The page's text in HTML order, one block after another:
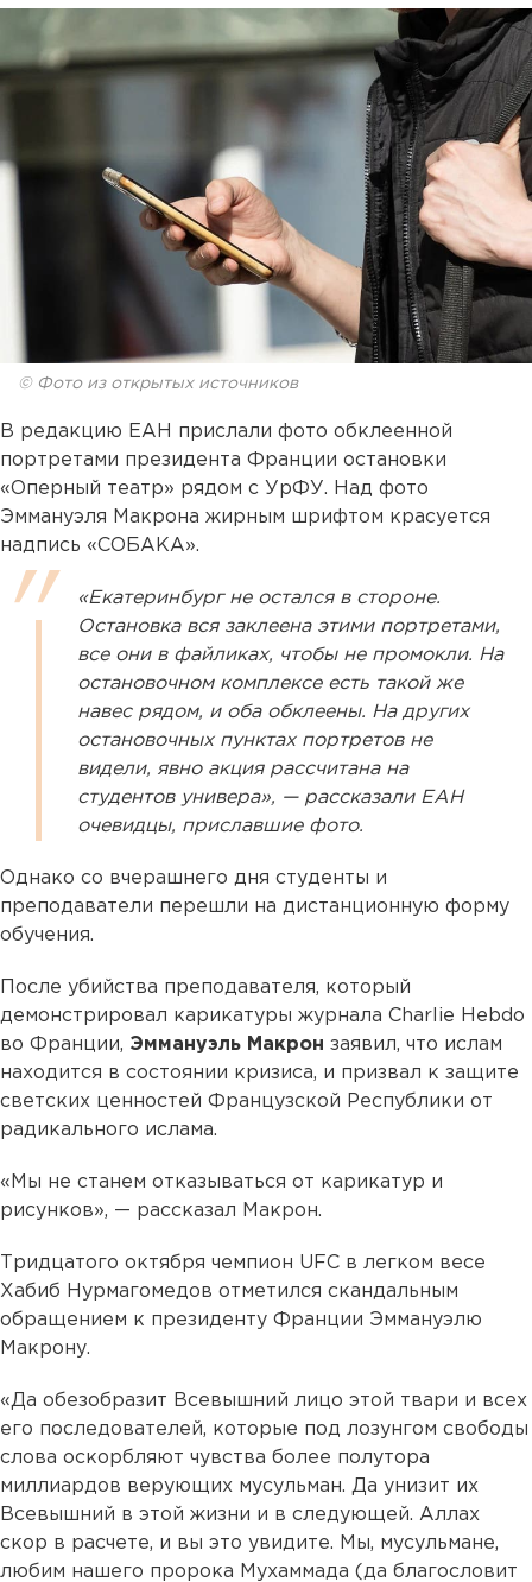
© Фото из открытых источников
В редакцию ЕАН прислали фото обклеенной
портретами президента Франции остановки
«Оперный театр» рядом с УрФУ. Над фото
Эммануэля Макрона жирным шрифтом красуется
надпись «СОБАКА».
«Екатеринбург не остался в стороне.
Остановка вся заклеена этими портретами,
все они в файликах, чтобы не промокли. На
остановочном комплексе есть такой же
навес рядом, и оба обклеены. На других
остановочных пунктах портретов не
видели, явно акция рассчитана на
студентов универа», — рассказали ЕАН
очевидцы, приславшие фото.
Однако со вчерашнего дня студенты и
преподаватели перешли на дистанционную форму
обучения.
После убийства преподавателя, который
демонстрировал карикатуры журнала Charlie Hebdo
во Франции, Эммануэль Макрон заявил, что ислам
находится в состоянии кризиса, и призвал к защите
светских ценностей Французской Республики от
радикального ислама.
«Мы не станем отказываться от карикатур и
рисунков», — рассказал Макрон.
Тридцатого октября чемпион UFC в легком весе
Хабиб Нурмагомедов отметился скандальным
обращением к президенту Франции Эммануэлю
Макрону.
«Да обезобразит Всевышний лицо этой твари и всех
его последователей, которые под лозунгом свободы
слова оскорбляют чувства более полутора
миллиардов верующих мусульман. Да унизит их
Всевышний в этой жизни и в следующей. Аллах
скор в расчете, и вы это увидите. Мы, мусульмане,
любим нашего пророка Мухаммада (да благословит